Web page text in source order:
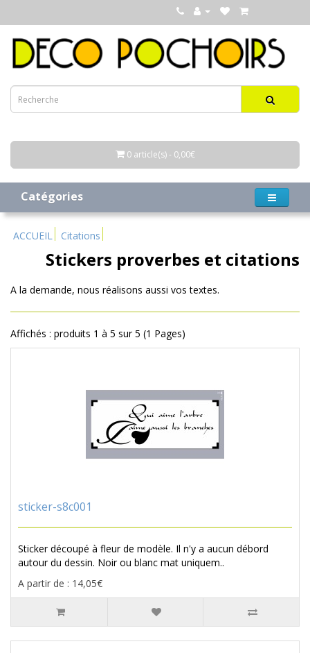
0 article(s) - 0,00€
Catégories
ACCUEIL Citations
Stickers proverbes et citations
A la demande, nous réalisons aussi vos textes.
Affichés : produits 1 à 5 sur 5 (1 Pages)
sticker-s8c001
Sticker découpé à fleur de modèle. Il n'y a aucun débord
autour du dessin. Noir ou blanc mat uniquem..
A partir de : 14,05€